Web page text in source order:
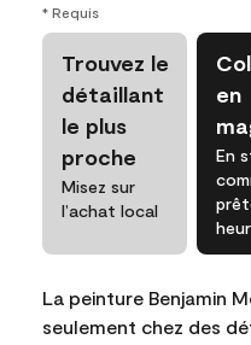
* Requis
Trouvez le
détaillant
le plus
proche
Misez sur
l’achat local
en
En
La peinture Benjamin
seulement chez des